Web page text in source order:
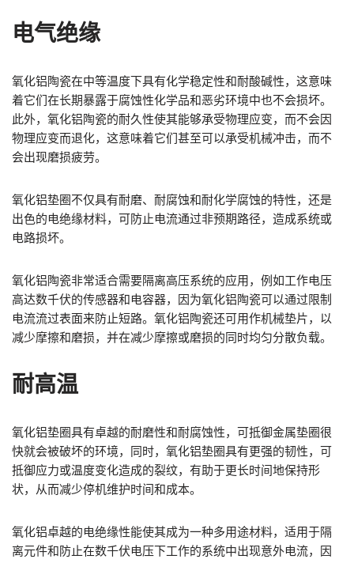
电气绝缘
氧化铝陶瓷在中等温度下具有化学稳定性和耐酸碱性，这意味
着它们在长期暴露于腐蚀性化学品和恶劣环境中也不会损坏。
此外，氧化铝陶瓷的耐久性使其能够承受物理应变，而不会因
物理应变而退化，这意味着它们甚至可以承受机械冲击，而不
会出现磨损疲劳。
氧化铝垫圈不仅具有耐磨、耐腐蚀和耐化学腐蚀的特性，还是
出色的电绝缘材料，可防止电流通过非预期路径，造成系统或
电路损坏。
氧化铝陶瓷非常适合需要隔离高压系统的应用，例如工作电压
高达数千伏的传感器和电容器，因为氧化铝陶瓷可以通过限制
电流流过表面来防止短路。氧化铝陶瓷还可用作机械垫片，以
减少摩擦和磨损，并在减少摩擦或磨损的同时均匀分散负载。
耐高温
氧化铝垫圈具有卓越的耐磨性和耐腐蚀性，可抵御金属垫圈很
快就会被破坏的环境，同时，氧化铝垫圈具有更强的韧性，可
抵御应力或温度变化造成的裂纹，有助于更长时间地保持形
状，从而减少停机维护时间和成本。
氧化铝卓越的电绝缘性能使其成为一种多用途材料，适用于隔
离元件和防止在数千伏电压下工作的系统中出现意外电流，因